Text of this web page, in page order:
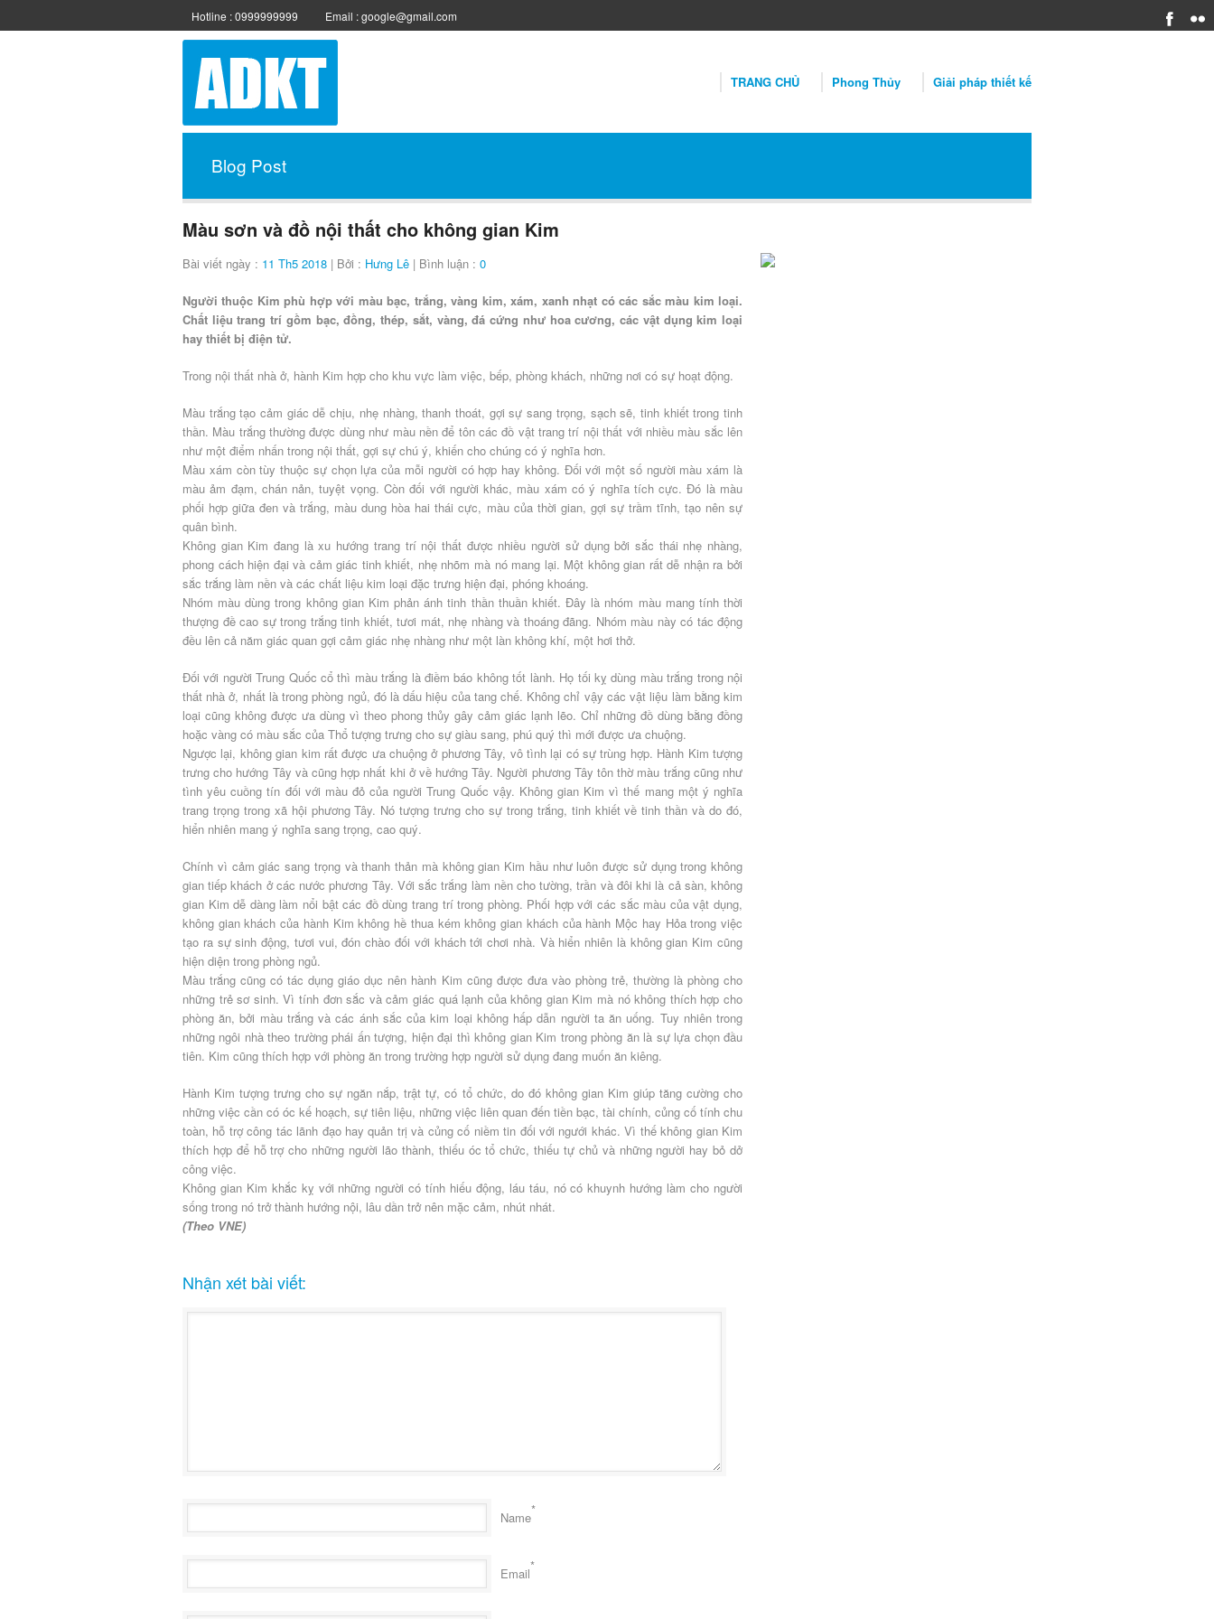
Hotline : 0999999999 Email : google@gmail.com
TRANG CHỦ Phong Thủy Giải pháp thiết kế
Blog Post
Màu sơn và đồ nội thất cho không gian Kim
Bài viết ngày : 11 Th5 2018 | Bởi : Hưng Lê | Bình luận : 0
Người thuộc Kim phù hợp với màu bạc, trắng, vàng kim, xám, xanh nhạt có các sắc màu kim loại.
Chất liệu trang trí gồm bạc, đồng, thép, sắt, vàng, đá cứng như hoa cương, các vật dụng kim loại
hay thiết bị điện tử.
Trong nội thất nhà ở, hành Kim hợp cho khu vực làm việc, bếp, phòng khách, những nơi có sự hoạt động.
Màu trắng tạo cảm giác dễ chịu, nhẹ nhàng, thanh thoát, gợi sự sang trọng, sạch sẽ, tinh khiết trong tinh
thần. Màu trắng thường được dùng như màu nền để tôn các đồ vật trang trí nội thất với nhiều màu sắc lên
như một điểm nhấn trong nội thất, gợi sự chú ý, khiến cho chúng có ý nghĩa hơn.
Màu xám còn tùy thuộc sự chọn lựa của mỗi người có hợp hay không. Đối với một số người màu xám là
màu ảm đạm, chán nản, tuyệt vọng. Còn đối với người khác, màu xám có ý nghĩa tích cực. Đó là màu
phối hợp giữa đen và trắng, màu dung hòa hai thái cực, màu của thời gian, gợi sự trầm tĩnh, tạo nên sự
quân bình.
Không gian Kim đang là xu hướng trang trí nội thất được nhiều người sử dụng bởi sắc thái nhẹ nhàng,
phong cách hiện đại và cảm giác tinh khiết, nhẹ nhõm mà nó mang lại. Một không gian rất dễ nhận ra bởi
sắc trắng làm nền và các chất liệu kim loại đặc trưng hiện đại, phóng khoáng.
Nhóm màu dùng trong không gian Kim phản ánh tinh thần thuần khiết. Đây là nhóm màu mang tính thời
thượng đề cao sự trong trắng tinh khiết, tươi mát, nhẹ nhàng và thoáng đãng. Nhóm màu này có tác động
đều lên cả năm giác quan gợi cảm giác nhẹ nhàng như một làn không khí, một hơi thở.
Đối với người Trung Quốc cổ thì màu trắng là điềm báo không tốt lành. Họ tối kỵ dùng màu trắng trong nội
thất nhà ở, nhất là trong phòng ngủ, đó là dấu hiệu của tang chế. Không chỉ vậy các vật liệu làm bằng kim
loại cũng không được ưa dùng vì theo phong thủy gây cảm giác lạnh lẽo. Chỉ những đồ dùng bằng đồng
hoặc vàng có màu sắc của Thổ tượng trưng cho sự giàu sang, phú quý thì mới được ưa chuộng.
Ngược lại, không gian kim rất được ưa chuộng ở phương Tây, vô tình lại có sự trùng hợp. Hành Kim tượng
trưng cho hướng Tây và cũng hợp nhất khi ở về hướng Tây. Người phương Tây tôn thờ màu trắng cũng như
tình yêu cuồng tín đối với màu đỏ của người Trung Quốc vậy. Không gian Kim vì thế mang một ý nghĩa
trang trọng trong xã hội phương Tây. Nó tượng trưng cho sự trong trắng, tinh khiết về tinh thần và do đó,
hiển nhiên mang ý nghĩa sang trọng, cao quý.
Chính vì cảm giác sang trọng và thanh thản mà không gian Kim hầu như luôn được sử dụng trong không
gian tiếp khách ở các nước phương Tây. Với sắc trắng làm nền cho tường, trần và đôi khi là cả sàn, không
gian Kim dễ dàng làm nổi bật các đồ dùng trang trí trong phòng. Phối hợp với các sắc màu của vật dụng,
không gian khách của hành Kim không hề thua kém không gian khách của hành Mộc hay Hỏa trong việc
tạo ra sự sinh động, tươi vui, đón chào đối với khách tới chơi nhà. Và hiển nhiên là không gian Kim cũng
hiện diện trong phòng ngủ.
Màu trắng cũng có tác dụng giáo dục nên hành Kim cũng được đưa vào phòng trẻ, thường là phòng cho
những trẻ sơ sinh. Vì tính đơn sắc và cảm giác quá lạnh của không gian Kim mà nó không thích hợp cho
phòng ăn, bởi màu trắng và các ánh sắc của kim loại không hấp dẫn người ta ăn uống. Tuy nhiên trong
những ngôi nhà theo trường phái ấn tượng, hiện đại thì không gian Kim trong phòng ăn là sự lựa chọn đầu
tiên. Kim cũng thích hợp với phòng ăn trong trường hợp người sử dụng đang muốn ăn kiêng.
Hành Kim tượng trưng cho sự ngăn nắp, trật tự, có tổ chức, do đó không gian Kim giúp tăng cường cho
những việc cần có óc kế hoạch, sự tiên liệu, những việc liên quan đến tiền bạc, tài chính, củng cố tính chu
toàn, hỗ trợ công tác lãnh đạo hay quản trị và củng cố niềm tin đối với ngưới khác. Vì thế không gian Kim
thích hợp để hỗ trợ cho những người lão thành, thiếu óc tổ chức, thiếu tự chủ và những người hay bỏ dở
công việc.
Không gian Kim khắc kỵ với những người có tính hiếu động, láu táu, nó có khuynh hướng làm cho người
sống trong nó trở thành hướng nội, lâu dần trở nên mặc cảm, nhút nhát.
(Theo VNE)
Nhận xét bài viết:
Name*
Email*